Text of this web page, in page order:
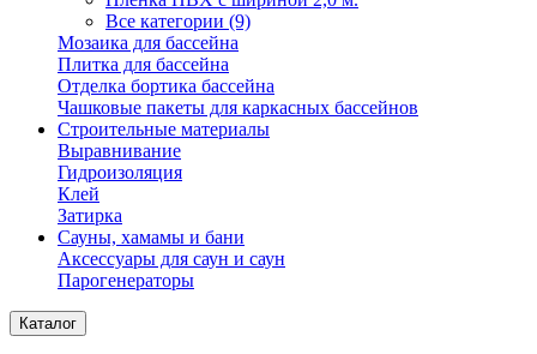
Все категории (9)
Мозаика для бассейна
Плитка для бассейна
Отделка бортика бассейна
Чашковые пакеты для каркасных бассейнов
Строительные материалы
Выравнивание
Гидроизоляция
Клей
Затирка
Сауны, хамамы и бани
Аксессуары для саун и саун
Парогенераторы
Каталог